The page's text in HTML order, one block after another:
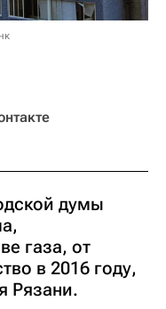
думы
газа, от
в 2016 году,
Рязани.